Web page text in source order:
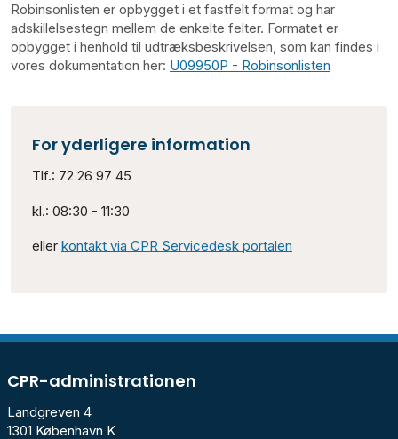
Robinsonlisten er opbygget i et fastfelt format og har
adskillelsestegn mellem de enkelte felter. Formatet er
opbygget i henhold til udtræksbeskrivelsen, som kan findes i
vores dokumentation her: U09950P - Robinsonlisten
For yderligere information
Tlf.: 72 26 97 45
kl.: 08:30 - 11:30
eller kontakt via CPR Servicedesk portalen
CPR-administrationen
Landgreven 4
1301 København K